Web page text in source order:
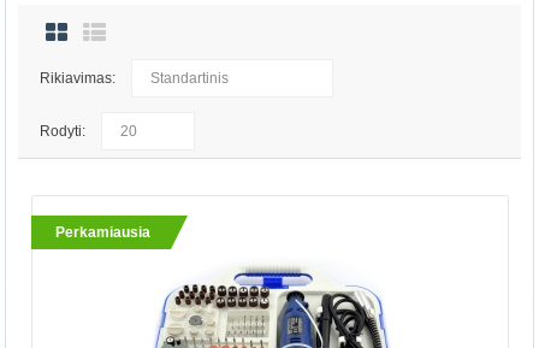
Rikiavimas:
Rodyti:
Perkamiausia